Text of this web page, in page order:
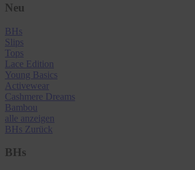
Neu
BHs
Slips
Tops
Lace Edition
Young Basics
Activewear
Cashmere Dreams
Bambou
alle anzeigen
BHs Zurück
BHs